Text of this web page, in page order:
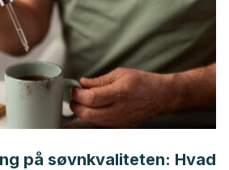
2022];30(84): 117-142. Recuperado
articulo.oa?id=305036203004
M. Confianza-desconfianza en las
de parejas transnacionales.
2011 [consultado el 22 nov 2022]; 16:
en:
servlet/articulo?codigo=5857502
på søvnkvaliteten: Hvad